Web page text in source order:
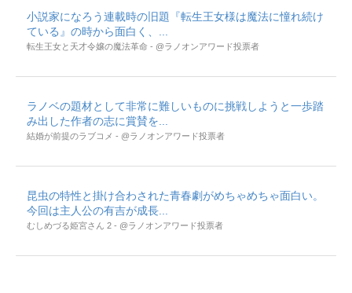
小説家になろう連載時の旧題『転生王女様は魔法に憧れ続け
ている』の時から面白く、...
転生王女と天才令嬢の魔法革命 - @ラノオンアワード投票者
ラノベの題材として非常に難しいものに挑戦しようと一歩踏
み出した作者の志に賞賛を...
結婚が前提のラブコメ - @ラノオンアワード投票者
昆虫の特性と掛け合わされた青春劇がめちゃめちゃ面白い。
今回は主人公の有吉が成長...
むしめづる姫宮さん 2 - @ラノオンアワード投票者